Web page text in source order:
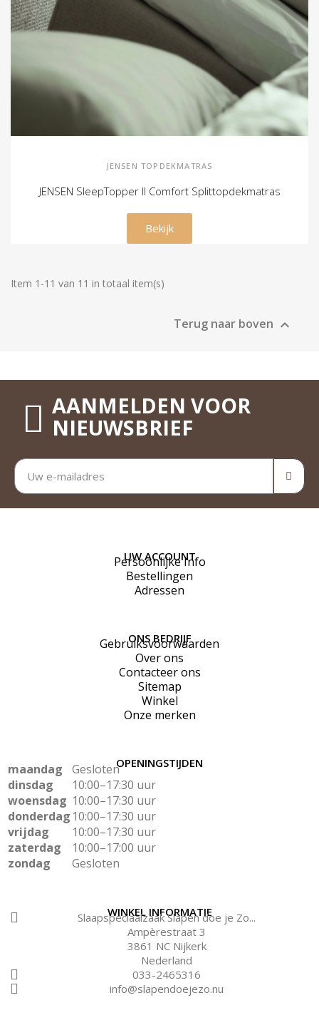
JENSEN TOPDEKMATRAS
JENSEN SleepTopper II Comfort Splittopdekmatras
€ 1.249,00
Bekijk
Item 1-11 van 11 in totaal item(s)
Terug naar boven 
AANMELDEN VOOR
NIEUWSBRIEF
UW ACCOUNT
Persoonlijke Info
Bestellingen
Adressen
ONS BEDRIJF
Gebruiksvoorwaarden
Over ons
Contacteer ons
Sitemap
Winkel
Onze merken
OPENINGSTIJDEN
maandag
Gesloten
dinsdag
10:00–17:30 uur
woensdag 10:00–17:30 uur
donderdag 10:00–17:30 uur
vrijdag
10:00–17:30 uur
zaterdag
10:00–17:00 uur
zondag
Gesloten
WINKEL INFORMATIE
Slaapspeciaalzaak Slapen doe je Zo...
Ampèrestraat 3
3861 NC Nijkerk
Nederland
033-2465316
info@slapendoejezo.nu